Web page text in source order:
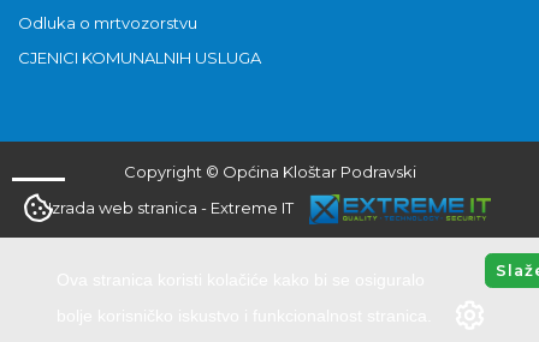
Odluka o mrtvozorstvu
CJENICI KOMUNALNIH USLUGA
Copyright © Općina Kloštar Podravski
Izrada web stranica - Extreme IT